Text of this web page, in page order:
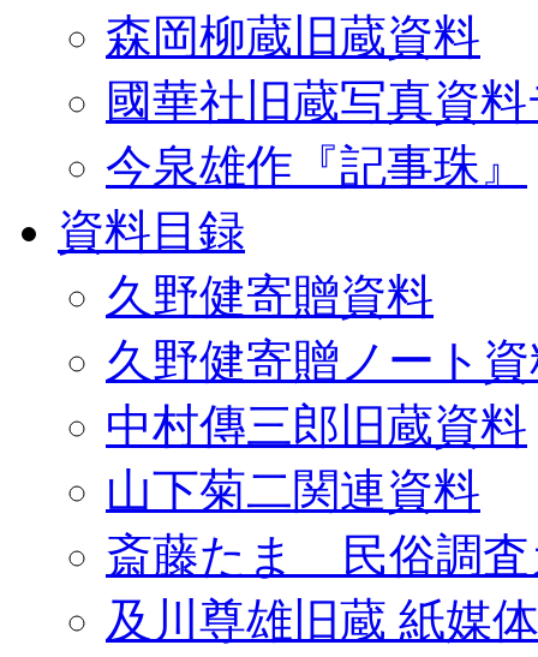
森岡柳蔵旧蔵資料
國華社旧蔵写真資
今泉雄作『記事珠』
資料目録
久野健寄贈資料
久野健寄贈ノート
中村傳三郎旧蔵資料
山下菊二関連資料
斎藤たま 民俗調査
及川尊雄旧蔵 紙媒